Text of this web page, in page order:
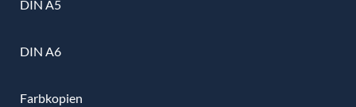
DIN A5
DIN A6
Farbkopien